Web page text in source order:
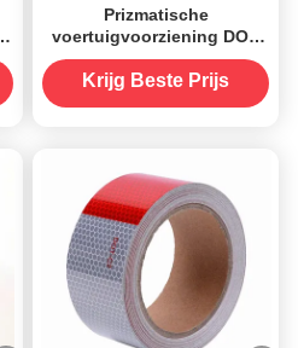
Prizmatische
voertuigvoorziening DOT
Reflectieve band op maat
Krijg Beste Prijs